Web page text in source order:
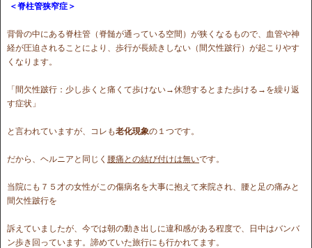
＜脊柱管狭窄症＞
背骨の中にある脊柱管（脊髄が通っている空間）が狭くなるもので、血管や神
経が圧迫されることにより、歩行が長続きしない（間欠性跛行）が起こりやす
くなります。
「間欠性跛行：少し歩くと痛くて歩けない→休憩するとまた歩ける→を繰り返
す症状」
と言われていますが、コレも老化現象の１つです。
だから、ヘルニアと同じく 腰痛との結び付けは無いです。
当院にも７５才の女性がこの傷病名を大事に抱えて来院され、腰と足の痛みと
間欠性跛行を
訴えていましたが、今では朝の動き出しに違和感がある程度で、日中はバンバ
ン歩き回っています。諦めていた旅行にも行かれてます。